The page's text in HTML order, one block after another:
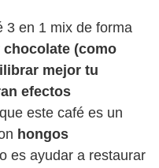
3 en 1 mix de forma
chocolate (como
mejor tu
efectos
este café es un
hongos
es ayudar a restaurar